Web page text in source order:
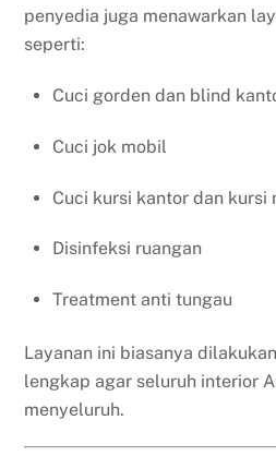
penyedia juga menawarkan
seperti:
Cuci gorden dan blind
Cuci jok mobil
Cuci kursi kantor dan kursi
Disinfeksi ruangan
Treatment anti tungau
Layanan ini biasanya
lengkap agar seluruh interior
menyeluruh.